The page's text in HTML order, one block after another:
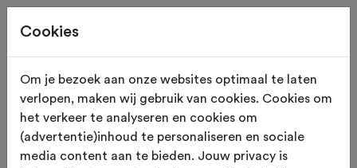
TOERTOCHTEN Gewijzigd op 9 februari 2023
Fietssport-leden
Cookies
Om je bezoek aan onze websites optimaal te laten
verlopen, maken wij gebruik van cookies. Cookies om
het verkeer te analyseren en cookies om
(advertentie)inhoud te personaliseren en sociale
media content aan te bieden. Jouw privacy is